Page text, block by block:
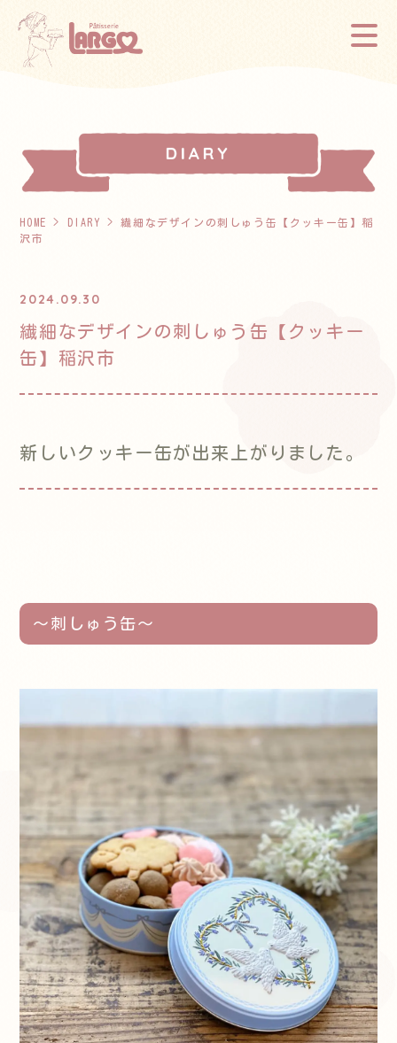
HOME > DIARY
> 繊細なデザインの刺しゅう缶【クッキー缶】稲
沢市
2024.09.30
繊細なデザインの刺しゅう缶【クッキー
缶】稲沢市
新しいクッキー缶が出来上がりました。
〜刺しゅう缶〜